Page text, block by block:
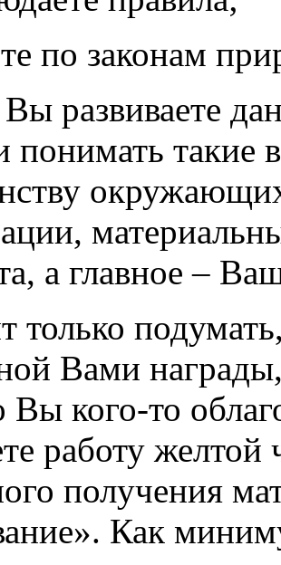
по законам
развиваете
понимать такие
а главное –
только
Вами
Вы кого-то
работу желтой
получения
Как